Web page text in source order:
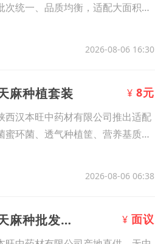
统一、品质均衡，适配大面积多
2026-08-06 16:30
麻种植套装 ¥ 8元
汉本旺中药材有限公司推出适配
环菌、透气种植筐、营养基质，
2026-08-06 06:38
12、陕西汉中天麻种子价格多少钱一斤 立体框栽天麻种批发零售 ¥ 面议